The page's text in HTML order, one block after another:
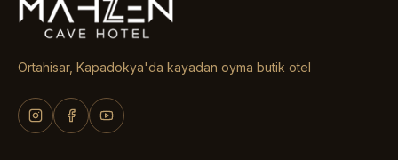
Ortahisar, Kapadokya'da kayadan oyma butik otel